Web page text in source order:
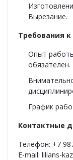
Вырезание.
Требования
Опыт
обязателен.
График
Контактные
Телефон: +7
E-mail: lilians-